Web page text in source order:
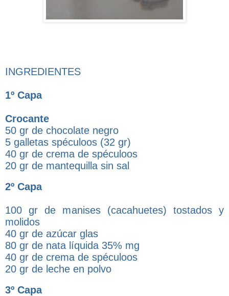
INGREDIENTES
1º Capa
Crocante
50 gr de chocolate negro
5 galletas spéculoos (32 gr)
40 gr de crema de spéculoos
20 gr de mantequilla sin sal
2º Capa
100 gr de manises (cacahuetes) tostados y
molidos
40 gr de azúcar glas
80 gr de nata líquida 35% mg
40 gr de crema de spéculoos
20 gr de leche en polvo
3º Capa